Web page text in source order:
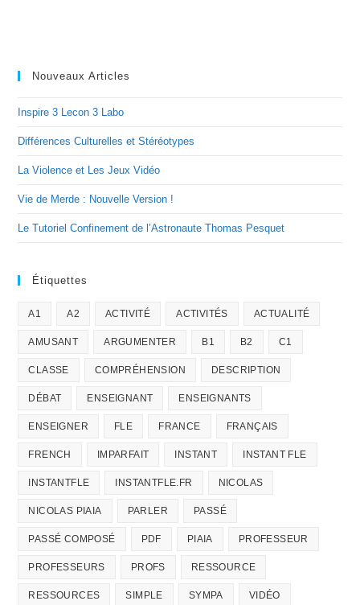
Nouveaux Articles
Inspire 3 Lecon 3 Labo
Différences Culturelles et Stéréotypes
La Violence et Les Jeux Vidéo
Vie de Merde : Nouvelle Version !
Le Tutoriel Confinement de l’Astronaute Thomas Pesquet
Étiquettes
A1 A2 ACTIVITÉ ACTIVITÉS ACTUALITÉ
AMUSANT ARGUMENTER B1 B2 C1
CLASSE COMPRÉHENSION DESCRIPTION
DÉBAT ENSEIGNANT ENSEIGNANTS
ENSEIGNER FLE FRANCE FRANÇAIS
FRENCH IMPARFAIT INSTANT INSTANT FLE
INSTANTFLE INSTANTFLE.FR NICOLAS
NICOLAS PIAIA PARLER PASSÉ
PASSÉ COMPOSÉ PDF PIAIA PROFESSEUR
PROFESSEURS PROFS RESSOURCE
RESSOURCES SIMPLE SYMPA VIDÉO